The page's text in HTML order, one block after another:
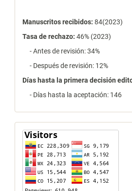
Manuscritos recibidos: 84(2023)
Tasa de rechazo: 46% (2023)
- Antes de revisión: 34%
- Después de revisión: 12%
Días hasta la primera decisión
- Días hasta la aceptación: 146
contador